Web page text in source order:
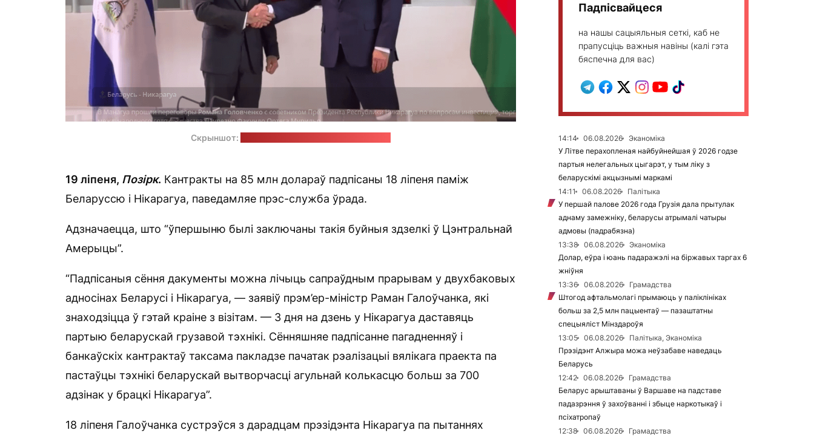
Скрыншот:
19 ліпеня, Позірк. Кантракты на 85 млн долараў падпісаны 18 ліпеня паміж
Беларуссю і Нікарагуа, паведамляе прэс-служба ўрада.
Адзначаецца, што “ўпершыню былі заключаны такія буйныя здзелкі ў Цэнтральнай
Амерыцы”.
“Падпісаныя сёння дакументы можна лічыць сапраўдным прарывам у двухбаковых
адносінах Беларусі і Нікарагуа, — заявіў прэм’ер-міністр Раман Галоўчанка, які
знаходзіцца ў гэтай краіне з візітам. — З дня на дзень у Нікарагуа даставяць
партыю беларускай грузавой тэхнікі. Сённяшняе падпісанне пагадненняў і
банкаўскіх кантрактаў таксама пакладзе пачатак рэалізацыі вялікага праекта па
пастаўцы тэхнікі беларускай вытворчасці агульнай колькасцю больш за 700
адзінак у брацкі Нікарагуа”.
18 ліпеня Галоўчанка сустрэўся з дарадцам прэзідэнта Нікарагуа па пытаннях
Падпісвайцеся
на нашы сацыяльныя сеткі, каб не
прапусціць важныя навіны (калі гэта
бяспечна для вас)
14:14 06.08.2026
Эканоміка
У Літве перахопленая найбуйнейшая ў 2026 годзе
партыя нелегальных цыгарэт, у тым ліку з
беларускімі акцызнымі маркамі
14:11
06.08.2026
Палітыка
У першай палове 2026 года Грузія дала прытулак
аднаму замежніку, беларусы атрымалі чатыры
адмовы (падрабязна)
13:38
06.08.2026
Эканоміка
Долар, еўра і юань падаражэлі на біржавых таргах 6
жніўня
13:36
06.08.2026
Грамадства
Штогод афтальмолагі прымаюць у паліклініках
больш за 2,5 млн пацыентаў — пазаштатны
спецыяліст Мінздароўя
13:05
06.08.2026
Палітыка, Эканоміка
Прэзідэнт Алжыра можа неўзабаве наведаць
Беларусь
12:42
06.08.2026
Грамадства
Беларус арыштаваны ў Варшаве на падставе
падазрэння ў захоўванні і збыце наркотыкаў і
псіхатропаў
12:38
06.08.2026
Грамадства